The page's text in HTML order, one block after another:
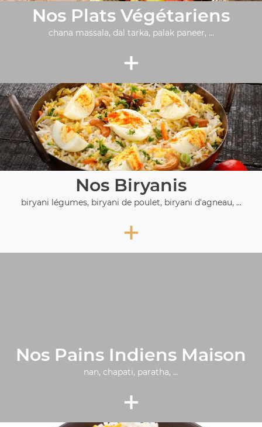
Nos Plats Végétariens
chana massala, dal tarka, palak paneer, ...
+
Nos Biryanis
biryani légumes, biryani de poulet, biryani d'agneau, ...
+
Nos Pains Indiens Maison
nan, chapati, paratha, ...
+